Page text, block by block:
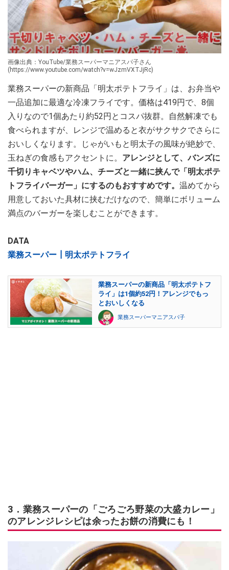
画像出典：YouTube/業務スーパーマニアスパ子さん
(https://www.youtube.com/watch?v=wJzmVXTJjRc)
業務スーパーの新商品「明太ポテトフライ」は、お弁当や
一品追加に最適な冷凍フライです。価格は419円で、8個
入りなので1個あたり約52円とコスパ抜群。自然解凍でも
食べられますが、レンジで温めると衣がサクサクでさらに
おいしくなります。じゃがいもと明太子の風味が絶妙で、
玉ねぎの食感もアクセントに。 アレンジとして、バンズに
千切りキャベツやハム、チーズと一緒に挟んで「明太ポテ
トフライバーガー」にするのもおすすめです。 温めてから
用意しておいた具材に挟むだけなので、簡単にボリューム
満点のバーガーを楽しむことができます。
DATA
業務スーパー┃明太ポテトフライ
業務スーパーの新商品「明太ポテトフ
ライ」は1個約52円！アレンジでもっ
とおいしくなる
業務スーパーマニアスパ子
3．業務スーパーの「ごろごろ野菜の大盛カレー」
のアレンジレシピは余ったお餅の消費にも！